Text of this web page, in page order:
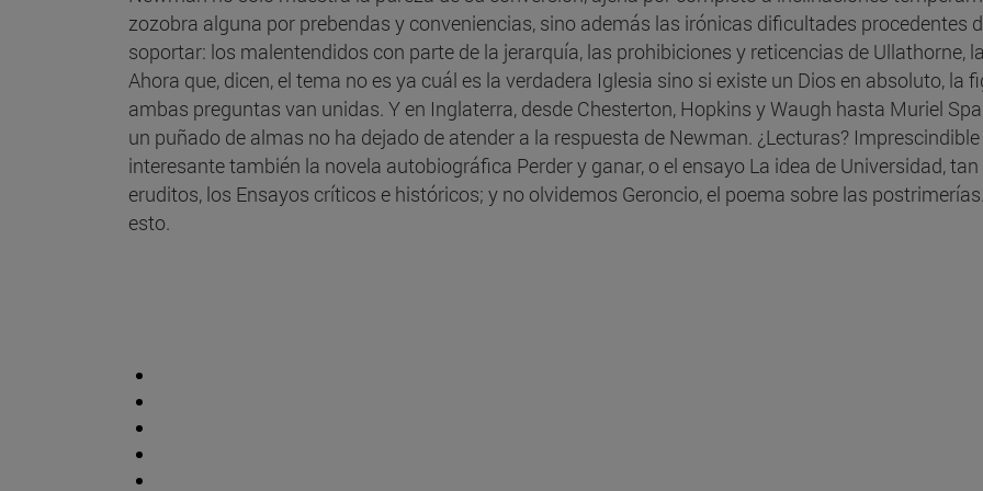
zozobra alguna por prebendas y conveniencias, sino además las irónicas dificultades procedentes
soportar: los malentendidos con parte de la jerarquía, las prohibiciones y reticencias de Ullathorne,
Ahora que, dicen, el tema no es ya cuál es la verdadera Iglesia sino si existe un Dios en absoluto,
ambas preguntas van unidas. Y en Inglaterra, desde Chesterton, Hopkins y Waugh hasta Muriel
un puñado de almas no ha dejado de atender a la respuesta de Newman. ¿Lecturas?
interesante también la novela autobiográfica Perder y ganar, o el ensayo La idea de Universidad,
eruditos, los Ensayos críticos e históricos; y no olvidemos Geroncio, el poema sobre las
esto.